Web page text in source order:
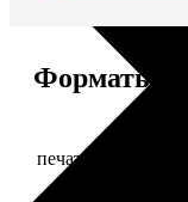
Форматы и
печать фото на